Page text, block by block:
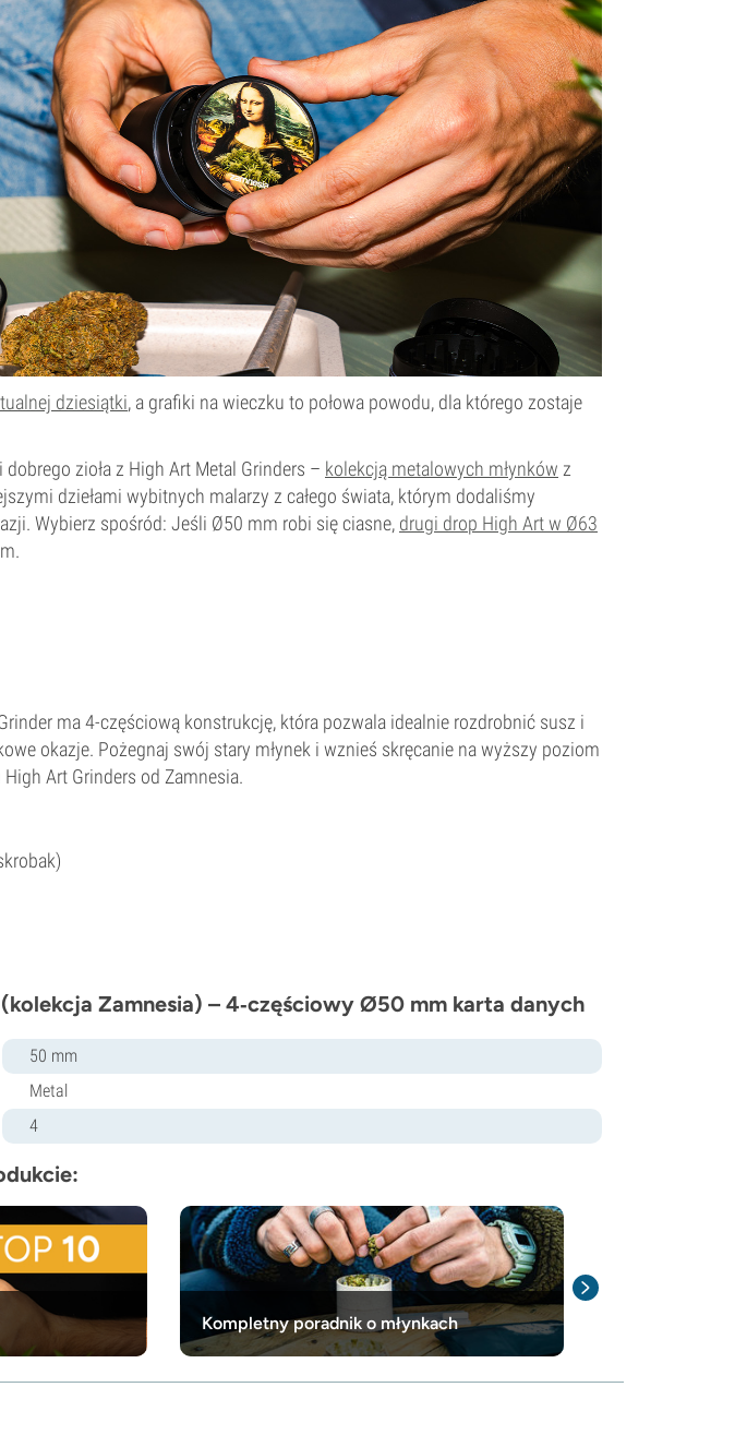
dziesiątki, a grafiki na wieczku to połowa powodu, dla którego zostaje
zioła z High Art Metal Grinders – kolekcją metalowych młynków z
dziełami wybitnych malarzy z całego świata, którym dodaliśmy
Wybierz spośród: Jeśli Ø50 mm robi się ciasne, drugi drop High Art w Ø63
ma 4-częściową konstrukcję, która pozwala idealnie rozdrobnić susz i
okazje. Pożegnaj swój stary młynek i wznieś skręcanie na wyższy poziom
Art Grinders od Zamnesia.
Zamnesia) – 4‑częściowy Ø50 mm karta danych
50 mm
Metal
4
Kompletny poradnik o młynkach